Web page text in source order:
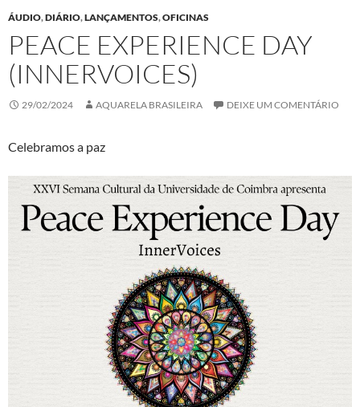
ÁUDIO,DIÁRIO,LANÇAMENTOS,OFICINAS
PEACE EXPERIENCE DAY
(INNERVOICES)
29/02/2024 AQUARELA BRASILEIRA DEIXE UM COMENTÁRIO
Celebramos a paz